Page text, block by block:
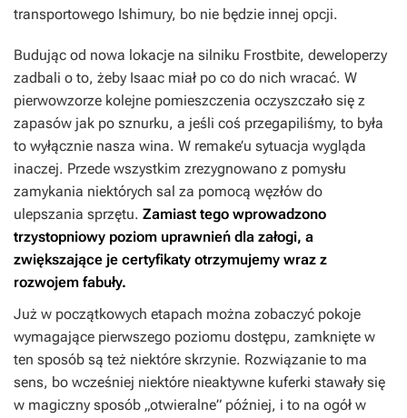
transportowego Ishimury, bo nie będzie innej opcji.
Budując od nowa lokacje na silniku Frostbite, deweloperzy
zadbali o to, żeby Isaac miał po co do nich wracać. W
pierwowzorze kolejne pomieszczenia oczyszczało się z
zapasów jak po sznurku, a jeśli coś przegapiliśmy, to była
to wyłącznie nasza wina. W remake’u sytuacja wygląda
inaczej. Przede wszystkim zrezygnowano z pomysłu
zamykania niektórych sal za pomocą węzłów do
ulepszania sprzętu. Zamiast tego wprowadzono
trzystopniowy poziom uprawnień dla załogi, a
zwiększające je certyfikaty otrzymujemy wraz z
rozwojem fabuły.
Już w początkowych etapach można zobaczyć pokoje
wymagające pierwszego poziomu dostępu, zamknięte w
ten sposób są też niektóre skrzynie. Rozwiązanie to ma
sens, bo wcześniej niektóre nieaktywne kuferki stawały się
w magiczny sposób „otwieralne” później, i to na ogół w